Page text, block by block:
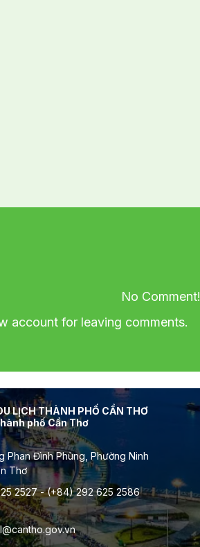
No Comment!
account for leaving comments.
LỊCH THÀNH PHỐ CẦN THƠ
phố Cần Thơ
Phan Đình Phùng, Phường Ninh
Thơ
2527 - (+84) 292 625 2586